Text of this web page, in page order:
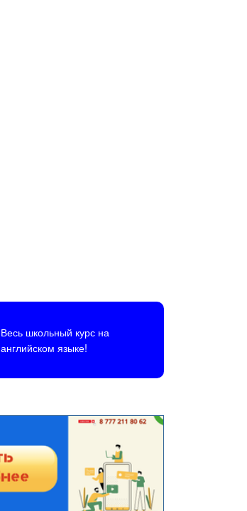
Весь школьный курс на
английском языке!